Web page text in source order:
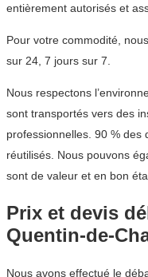
entièrement autorisés et
Pour votre commodité,
sur 24, 7 jours sur 7.
Nous respectons
sont transportés vers des
professionnelles. 90 % des
réutilisés. Nous pouvons
sont de valeur et en bon
Prix et devis
Quentin-de-
Nous avons effectué le